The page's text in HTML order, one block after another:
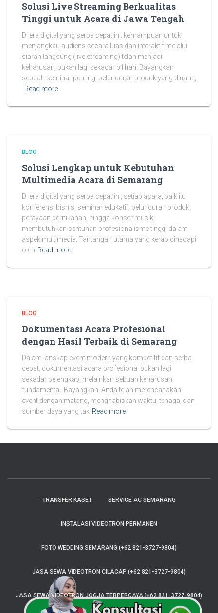
Solusi Live Streaming Berkualitas
Tinggi untuk Acara di Jawa Tengah
Di era digital yang serba cepat ini, kemampuan untuk
menjangkau audiens secara luas dan interaktif melalui
siaran langsung (live streaming) telah menjadi
keharusan, bukan lagi sekadar pilihan. Bayangkan
sebuah seminar penting, peluncuran produk yang dinanti,
Read more
BLOG
Solusi Lengkap untuk Kebutuhan
Multimedia Acara di Semarang
Di era digital yang serba cepat ini, setiap acara, baik itu
konferensi bisnis, seminar edukatif, peluncuran produk,
perayaan pernikahan, hingga konser musik,
membutuhkan sentuhan profesionalisme tinggi dalam
aspek multimedia. Tantangan utama yang kerap dihadapi
oleh Read more
BLOG
Dokumentasi Acara Profesional
dengan Hasil Terbaik di Semarang
Dalam lanskap event modern yang kompetitif dan serba
cepat, dokumentasi acara profesional bukan lagi
sekadar pelengkap, melainkan sebuah keharusan
fundamental. Bayangkan, Anda telah merencanakan
event dengan matang, menghabiskan waktu, tenaga, dan
sumber daya yang tak Read more
TRANSFER KASET SERVICE AC SEMARANG
INSTALASI VIDEOTRON PERMANEN
FOTO WEDDING SEMARANG (+62 821-3727-9804)
JASA SEWA VIDEOTRON CILACAP (+62 821-3727-9804)
JASA SEWA VIDEOTRON JOGJA TERPERCAYA (+62 821-3727-9804)